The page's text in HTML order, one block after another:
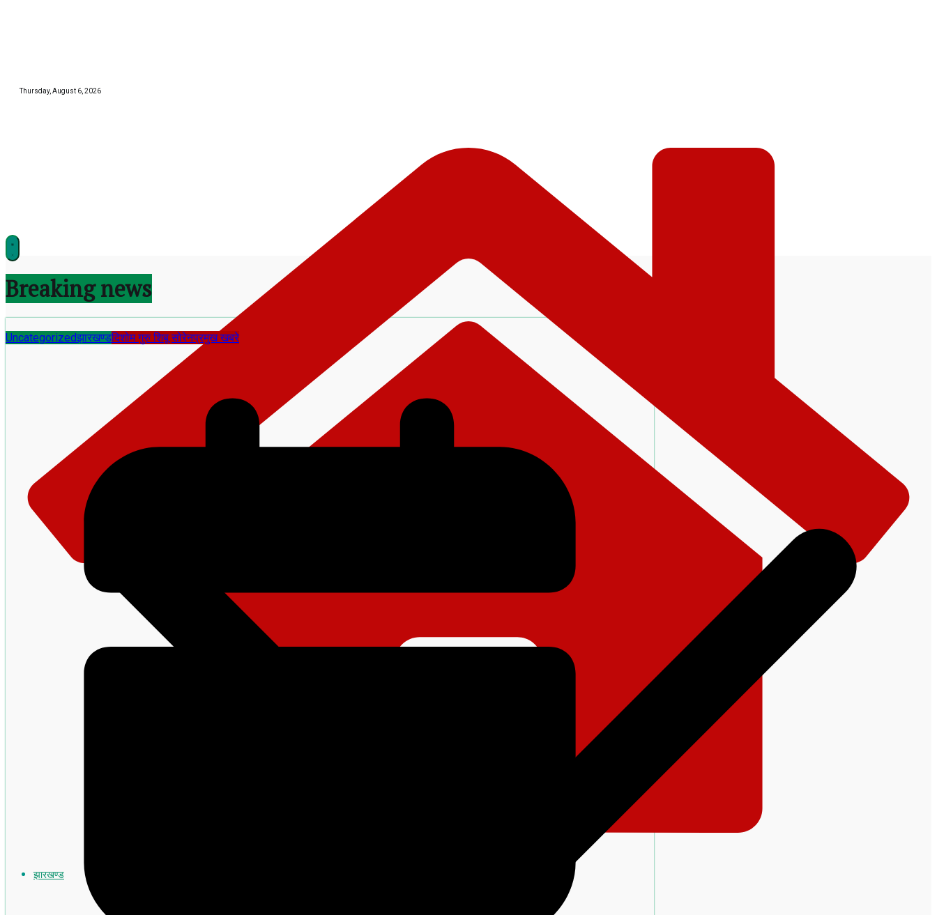
Thursday, August 6, 2026
झारखण्ड
झारखण्ड
Breaking news
Uncategorizedझारखण्डदिशोम गुरु शिबू सोरेनप्रमुख खबरे